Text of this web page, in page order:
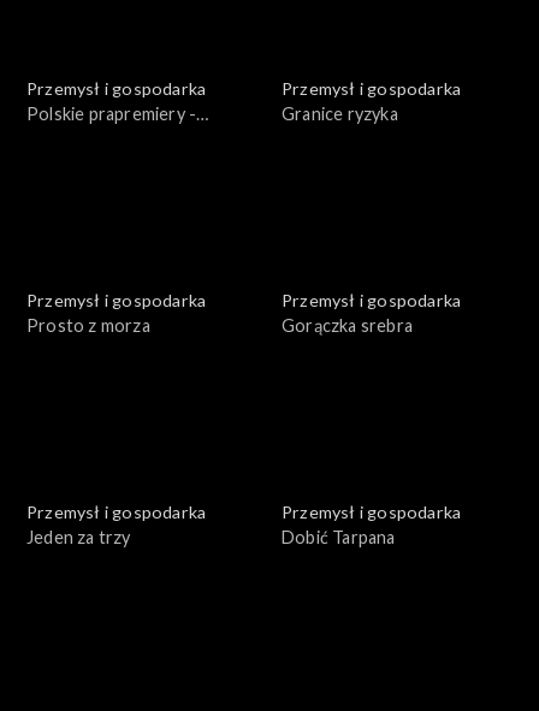
Przemysł i gospodarka
Polskie prapremiery -
Przemysł i gospodarka
Granice ryzyka
Przemysł i gospodarka
Prosto z morza
Przemysł i gospodarka
Gorączka srebra
Przemysł i gospodarka
Jeden za trzy
Przemysł i gospodarka
Dobić Tarpana